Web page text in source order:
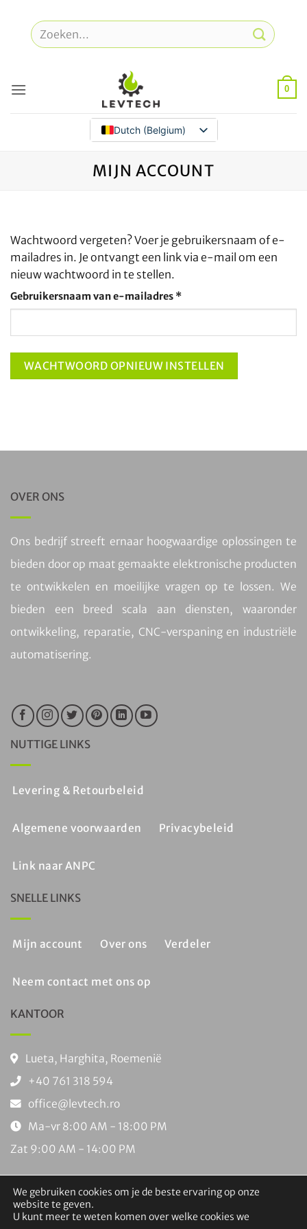
inhoud
Zoeken
naar:
0
Dutch (Belgium)
MIJN ACCOUNT
Wachtwoord vergeten? Voer je gebruikersnaam of e-
mailadres in. Je ontvangt een link via e-mail om een
nieuw wachtwoord in te stellen.
Gebruikersnaam van e-mailadres *Vereist
WACHTWOORD OPNIEUW INSTELLEN
OVER ONS
Ons bedrijf streeft ernaar hoogwaardige oplossingen te
bieden door op maat gemaakte elektronische producten
te ontwikkelen en moeilijke vragen op te lossen. We
bieden een breed scala aan diensten, waaronder
ontwikkeling, reparatie, CNC-verspaning en industriële
automatisering.
NUTTIGE LINKS
Levering & Retourbeleid
Algemene voorwaarden Privacybeleid
Link naar ANPC
SNELLE LINKS
Mijn account Over ons Verdeler
Neem contact met ons op
KANTOOR
Lueta, Harghita, Roemenië
+40 761 318 594
office@levtech.ro
Ma-vr 8:00 AM - 18:00 PM
Zat 9:00 AM - 14:00 PM
We gebruiken cookies om je de beste ervaring op onze
website te geven.
U kunt meer te weten komen over welke cookies we